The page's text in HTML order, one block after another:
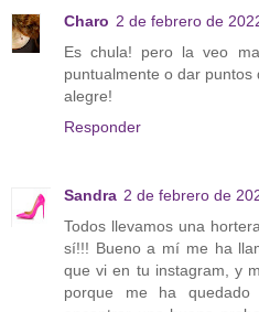
Charo 2 de febrero de
Es chula! pero la veo
puntualmente o dar
alegre!
Responder
Sandra 2 de febrero de
Todos llevamos una
sí!!! Bueno a mí me ha
que vi en tu instagram, y
porque me ha quedado